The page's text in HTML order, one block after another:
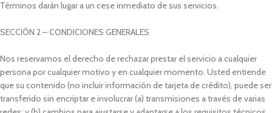
Términos darán lugar a un cese inmediato de sus servicios.
SECCIÓN 2 – CONDICIONES GENERALES
Nos reservamos el derecho de rechazar prestar el servicio a cualquier
persona por cualquier motivo y en cualquier momento. Usted entiende
que su contenido (no incluir información de tarjeta de crédito), puede ser
transferido sin encriptar e involucrar (a) transmisiones a través de varias